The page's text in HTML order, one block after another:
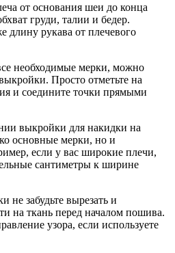
от основания шеи до конца
груди, талии и бедер.
длину рукава от плечевого
необходимые мерки, можно
Просто отметьте на
и соедините точки прямыми
выкройки для накидки на
основные мерки, но и
если у вас широкие плечи,
сантиметры к ширине
не забудьте вырезать и
на ткань перед началом пошива.
узора, если используете